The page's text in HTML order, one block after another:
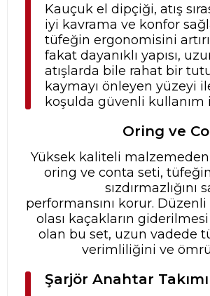
Kauçuk el dipçiği, atış
iyi kavrama ve konfor
tüfeğin ergonomisini
fakat dayanıklı yapısı,
atışlarda bile rahat bir
kaymayı önleyen yüzeyi
koşulda güvenli kullanım
Oring ve
Yüksek kaliteli
oring ve conta seti,
sızdırmazlığını
performansını korur. Düzenli
olası kaçakların
olan bu set, uzun vadede
verimliliğini ve
Şarjör Anahtar Takımı